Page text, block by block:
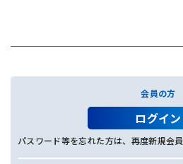
会員の方
ログイン
パスワード等を忘れた方は、再度新規会